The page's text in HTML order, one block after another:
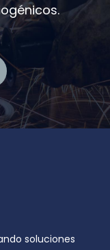
soluciones